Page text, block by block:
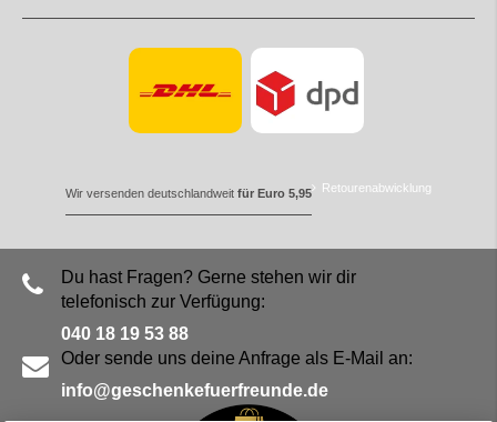
Wir versenden deutschlandweit für Euro 5,95 Retourenabwicklung
Du hast Fragen? Gerne stehen wir dir
telefonisch zur Verfügung:
040 18 19 53 88
Oder sende uns deine Anfrage als E-Mail an:
info@geschenkefuerfreunde.de